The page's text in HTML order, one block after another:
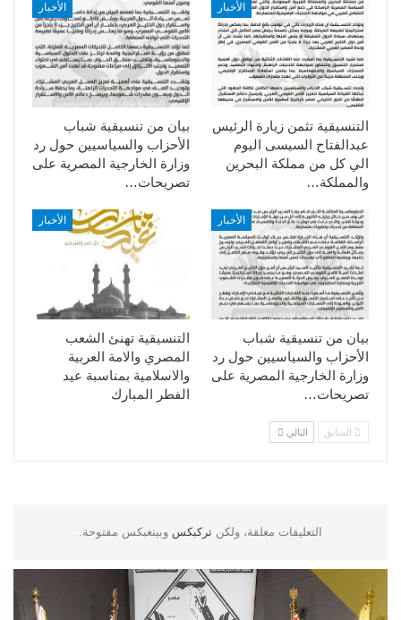
الأخبار
بيان من تنسيقية شباب
الأحزاب والسياسيين حول رد
وزارة الخارجية المصرية على
تصريحات…
الأخبار
التنسيقية تثمن زيارة الرئيس
عبدالفتاح السيسى اليوم
الي كل من مملكة البحرين
والمملكة…
الأخبار
التنسيقية تهنئ الشعب
المصري والامة العربية
والاسلامية بمناسبة عيد
الفطر المبارك
الأخبار
بيان من تنسيقية شباب
الأحزاب والسياسيين حول رد
وزارة الخارجية المصرية على
تصريحات…
السابق التالي
التعليقات مغلقة، ولكن تركبكس وبينغبكس مفتوحة.